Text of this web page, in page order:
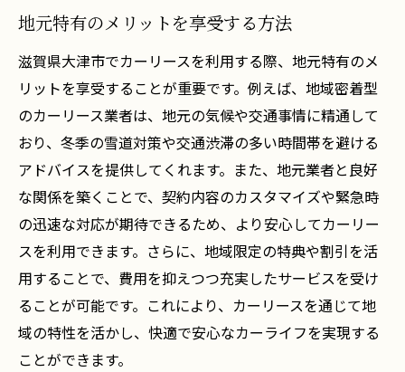
地元特有のメリットを享受する方法
滋賀県大津市でカーリースを利用する際、地元特有のメ
リットを享受することが重要です。例えば、地域密着型
のカーリース業者は、地元の気候や交通事情に精通して
おり、冬季の雪道対策や交通渋滞の多い時間帯を避ける
アドバイスを提供してくれます。また、地元業者と良好
な関係を築くことで、契約内容のカスタマイズや緊急時
の迅速な対応が期待できるため、より安心してカーリー
スを利用できます。さらに、地域限定の特典や割引を活
用することで、費用を抑えつつ充実したサービスを受け
ることが可能です。これにより、カーリースを通じて地
域の特性を活かし、快適で安心なカーライフを実現する
ことができます。